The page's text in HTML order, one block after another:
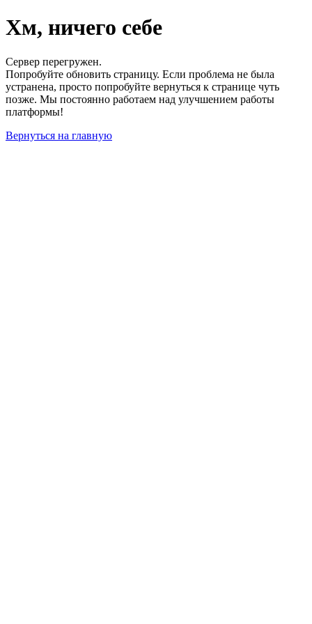
Хм, ничего себе
Сервер перегружен.
Попробуйте обновить страницу. Если проблема не была
устранена, просто попробуйте вернуться к странице чуть
позже. Мы постоянно работаем над улучшением работы
платформы!
Вернуться на главную